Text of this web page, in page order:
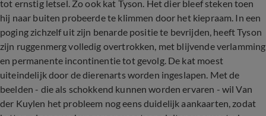
tot ernstig letsel. Zo ook kat Tyson. Het dier bleef steken toen
hij naar buiten probeerde te klimmen door het kiepraam. In een
poging zichzelf uit zijn benarde positie te bevrijden, heeft Tyson
zijn ruggenmerg volledig overtrokken, met blijvende verlamming
en permanente incontinentie tot gevolg. De kat moest
uiteindelijk door de dierenarts worden ingeslapen. Met de
beelden - die als schokkend kunnen worden ervaren - wil Van
der Kuylen het probleem nog eens duidelijk aankaarten, zodat